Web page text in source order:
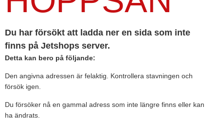
TILL KASSAN
Micore • Båtar
Suzuki - Utombordare
Suzumar - Gummibåtar
Honda - Utombordare
HonWave - Gummibåtar
Tohatsu - Utombordare
Du har försökt att ladda ner en sida som inte
finns på Jetshops server.
Detta kan bero på följande:
Den angivna adressen är felaktig. Kontrollera stavningen och
försök igen.
Du försöker nå en gammal adress som inte längre finns eller kan
ha ändrats.